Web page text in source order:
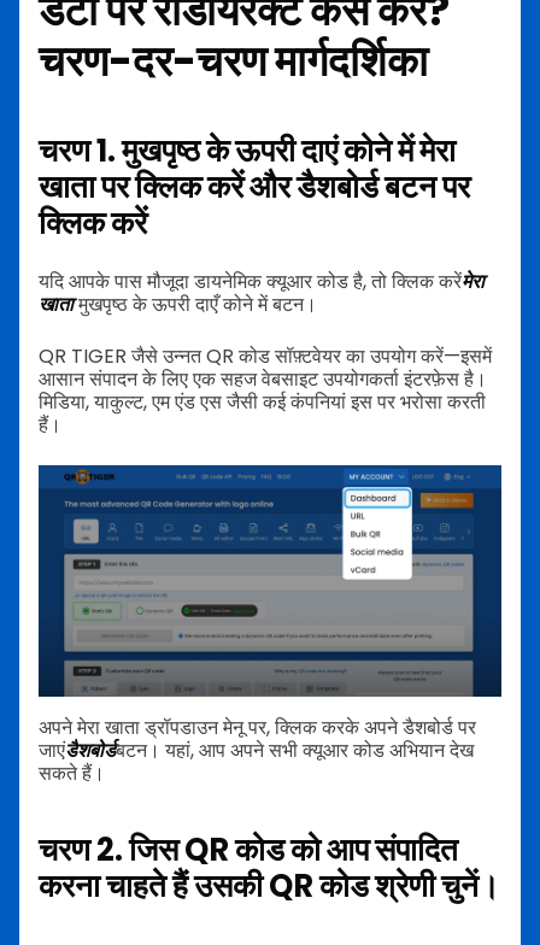
चरण-दर-चरण मार्गदर्शिका
चरण 1. मुखपृष्ठ के ऊपरी दाएं कोने में मेरा
खाता पर क्लिक करें और डैशबोर्ड बटन पर
क्लिक करें
यदि आपके पास मौजूदा डायनेमिक क्यूआर कोड है, तो क्लिक करेंमेरा
खातामुखपृष्ठ के ऊपरी दाएँ कोने में बटन।
QR TIGER जैसे उन्नत QR कोड सॉफ़्टवेयर का उपयोग करें—इसमें
आसान संपादन के लिए एक सहज वेबसाइट उपयोगकर्ता इंटरफ़ेस है।
मिडिया, याकुल्ट, एम एंड एस जैसी कई कंपनियां इस पर भरोसा करती
हैं।
अपने मेरा खाता ड्रॉपडाउन मेनू पर, क्लिक करके अपने डैशबोर्ड पर
जाएंडैशबोर्डबटन। यहां, आप अपने सभी क्यूआर कोड अभियान देख
सकते हैं।
चरण 2. जिस QR कोड को आप संपादित
करना चाहते हैं उसकी QR कोड श्रेणी चुनें।